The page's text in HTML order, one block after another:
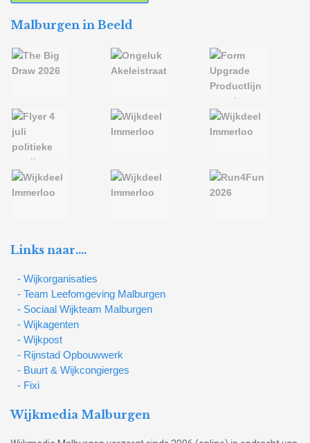
Malburgen in Beeld
Links naar….
- Wijkorganisaties
- Team Leefomgeving Malburgen
- Sociaal Wijkteam Malburgen
- Wijkagenten
- Wijkpost
- Rijnstad Opbouwwerk
- Buurt & Wijkcongierges
- Fixi
Wijkmedia Malburgen